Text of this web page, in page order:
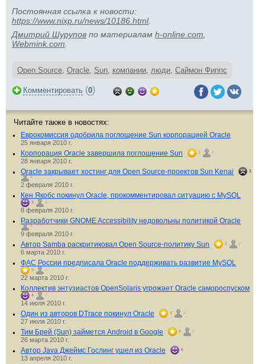
Постоянная ссылка к новости:
https://www.nixp.ru/news/10186.html.
Дмитрий Шурупов по материалам h-online.com
Webmink.com
Open Source, Oracle, Sun, компании, люди, Саймон Фиппс
Комментировать (0)
Читайте также в новостях:
Еврокомиссия одобрила поглощение Sun корпорацией Oracle
25 января 2010 г.
Корпорация Oracle завершила поглощение Sun 1 4
28 января 2010 г.
Oracle закрывает хостинг для Open Source-проектов Sun Kenai
1
4
2 февраля 2010 г.
Кен Якобс покинул Oracle, прокомментировал ситуацию с MySQL
3 6
8 февраля 2010 г.
Разработчики GNOME Accessibility недовольны политикой Oracle
8
9 февраля 2010 г.
Автор Samba раскритиковал Open Source-политику Sun 2 2
6 марта 2010 г.
ФАС России предписала Oracle поддерживать развитие MySQL
8 1
22 марта 2010 г.
Коллектив энтузиастов OpenSolaris угрожает Oracle самороспуском
4 7
14 июля 2010 г.
Один из авторов DTrace покинул Oracle 4 5
27 июля 2010 г.
Тим Брей (Sun) займется Android в Google 4 2
26 марта 2010 г.
Автор Java Джеймс Гослинг ушел из Oracle 6
13 апреля 2010 г.